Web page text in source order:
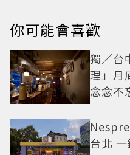
你可能會喜歡
獨／台
理」月
念念不
台北